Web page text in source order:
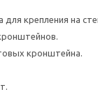
крепления на
кронштейна.